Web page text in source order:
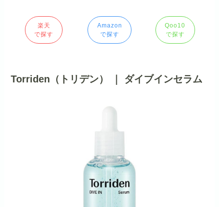
楽天
で探す
Amazon
で探す
Qoo10
で探す
Torriden（トリデン） ｜ ダイブインセラム